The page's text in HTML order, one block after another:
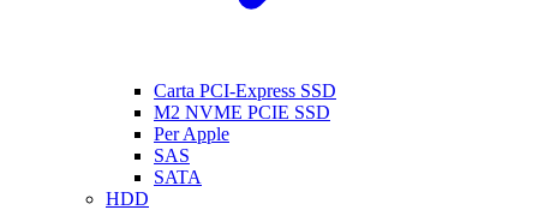
Carta PCI-Express SSD
M2 NVME PCIE SSD
Per Apple
SAS
SATA
HDD